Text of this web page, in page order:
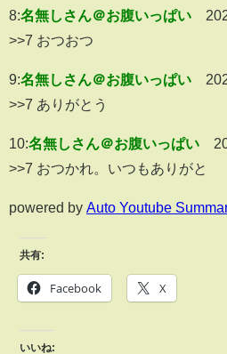
8:名無しさん＠お腹いっぱい
>>7 おつおつ
9:名無しさん＠お腹いっぱい
>>7 ありがとう
10:名無しさん＠お腹いっぱい
>>7 おつかれ。いつもありがと
powered by Auto Youtube
共有:
Facebook X
いいね: